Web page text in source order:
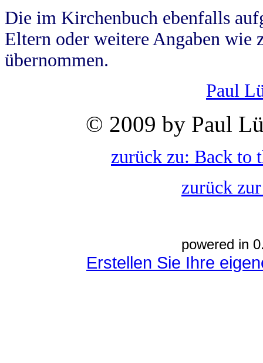
Die im Kirchenbuch ebenfalls
Eltern oder weitere Angaben wie
übernommen.
Paul
© 2009 by Paul
zurück zu: Back to
zurück
powered in
Erstellen Sie Ihre